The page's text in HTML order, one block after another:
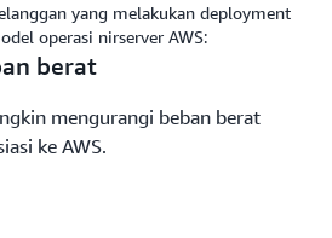
yang melakukan deployment
operasi nirserver AWS:
berat
mengurangi beban berat
ke AWS.